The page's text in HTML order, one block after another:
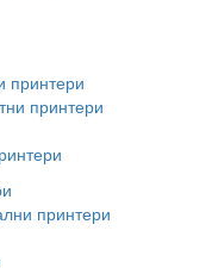
принтери
принтери
принтери